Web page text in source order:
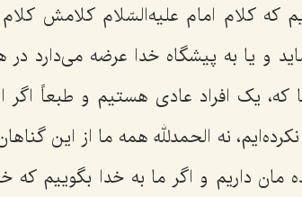
کلام امام علیه‌السّلام کلامش
و یا به پیشگاه خدا عرضه می‌دارد
یک افراد عادی هستیم و طبعاً اگر
نه الحمدلله همه ما از این
مان داریم و اگر ما به خدا بگوییم که